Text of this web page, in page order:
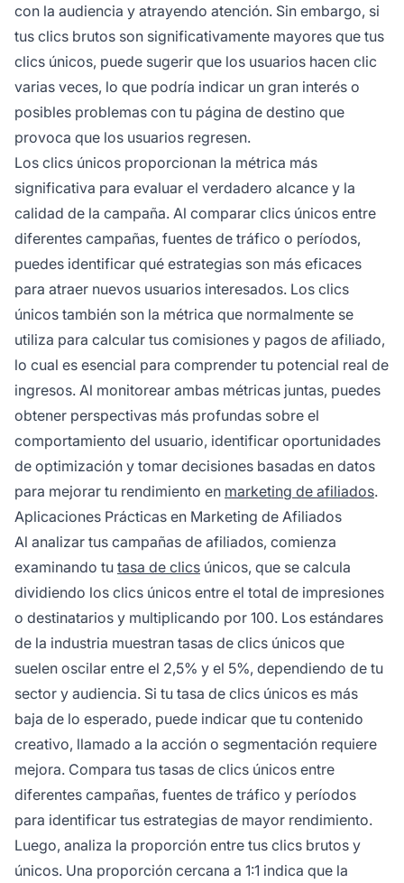
con la audiencia y atrayendo atención. Sin embargo, si
tus clics brutos son significativamente mayores que tus
clics únicos, puede sugerir que los usuarios hacen clic
varias veces, lo que podría indicar un gran interés o
posibles problemas con tu página de destino que
provoca que los usuarios regresen.
Los clics únicos proporcionan la métrica más
significativa para evaluar el verdadero alcance y la
calidad de la campaña. Al comparar clics únicos entre
diferentes campañas, fuentes de tráfico o períodos,
puedes identificar qué estrategias son más eficaces
para atraer nuevos usuarios interesados. Los clics
únicos también son la métrica que normalmente se
utiliza para calcular tus comisiones y pagos de afiliado,
lo cual es esencial para comprender tu potencial real de
ingresos. Al monitorear ambas métricas juntas, puedes
obtener perspectivas más profundas sobre el
comportamiento del usuario, identificar oportunidades
de optimización y tomar decisiones basadas en datos
para mejorar tu rendimiento en marketing de afiliados.
Aplicaciones Prácticas en Marketing de Afiliados
Al analizar tus campañas de afiliados, comienza
examinando tu tasa de clics únicos, que se calcula
dividiendo los clics únicos entre el total de impresiones
o destinatarios y multiplicando por 100. Los estándares
de la industria muestran tasas de clics únicos que
suelen oscilar entre el 2,5% y el 5%, dependiendo de tu
sector y audiencia. Si tu tasa de clics únicos es más
baja de lo esperado, puede indicar que tu contenido
creativo, llamado a la acción o segmentación requiere
mejora. Compara tus tasas de clics únicos entre
diferentes campañas, fuentes de tráfico y períodos
para identificar tus estrategias de mayor rendimiento.
Luego, analiza la proporción entre tus clics brutos y
únicos. Una proporción cercana a 1:1 indica que la